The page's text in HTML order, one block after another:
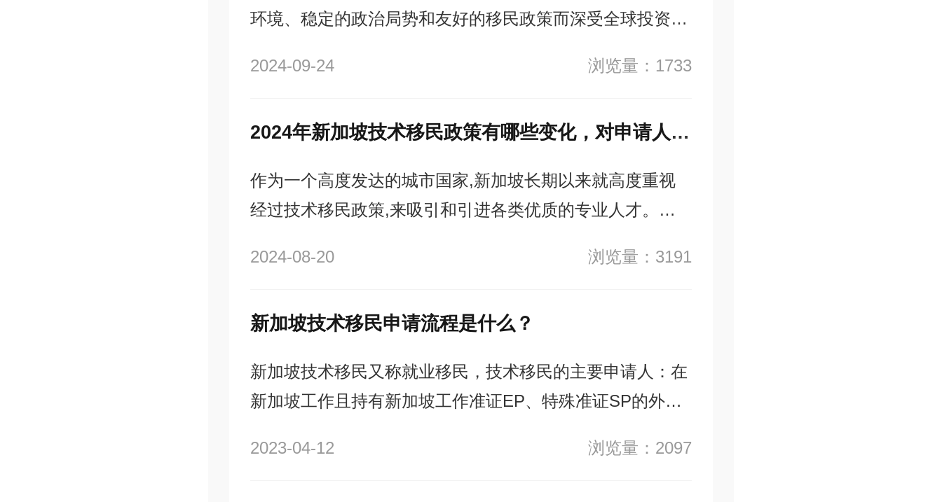
环境、稳定的政治局势和友好的移民政策而深受全球投资者
共接收了约20万名新移民,其中技术移民占比超过一半。
2024-09-24 浏览量：1733
2024年新加坡技术移民政策有哪些变化，对申请人的影响是什么？
作为一个高度发达的城市国家,新加坡长期以来就高度重视
经过技术移民政策,来吸引和引进各类优质的专业人才。这
发展注入新的动力。
2024-08-20 浏览量：3191
新加坡技术移民申请流程是什么？
新加坡技术移民又称就业移民，技术移民的主要申请人：在
新加坡工作且持有新加坡工作准证EP、特殊准证SP的外籍
录移民与关卡局官网的永久居留申请电子系统下载申请表、
2023-04-12 浏览量：2097